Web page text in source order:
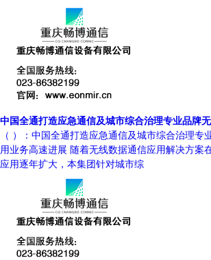
中国全通打造应急通信及城市综合治理专业品牌
（ ）：中国全通打造应急通信及城市综合治理专
用业务高速进展 随着无线数据通信应用解决方案
应用逐年扩大，本集团针对城市综